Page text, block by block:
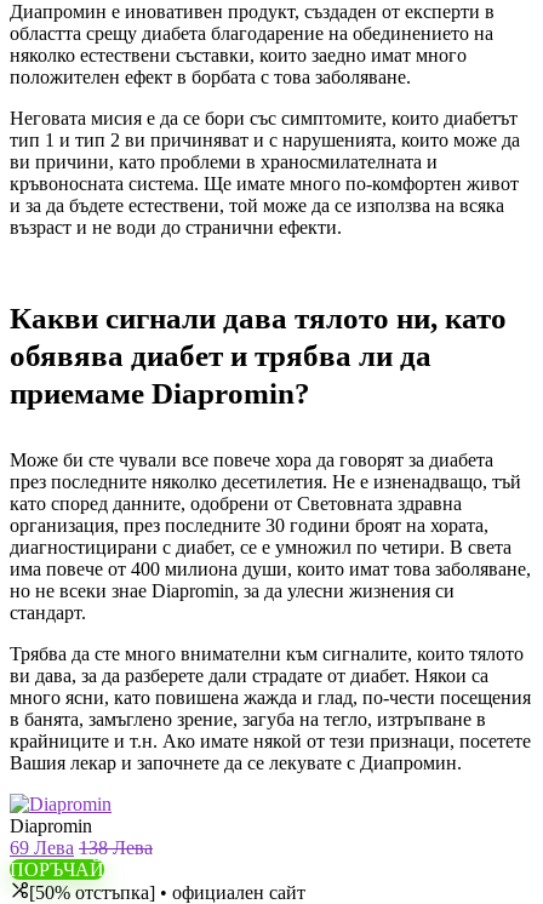
Диапромин е иновативен продукт, създаден от експерти в
областта срещу диабета благодарение на обединението на
няколко естествени съставки, които заедно имат много
положителен ефект в борбата с това заболяване.
Неговата мисия е да се бори със симптомите, които диабетът
тип 1 и тип 2 ви причиняват и с нарушенията, които може да
ви причини, като проблеми в храносмилателната и
кръвоносната система. Ще имате много по-комфортен живот
и за да бъдете естествени, той може да се използва на всяка
възраст и не води до странични ефекти.
Какви сигнали дава тялото ни, като
обявява диабет и трябва ли да
приемаме Diapromin?
Може би сте чували все повече хора да говорят за диабета
през последните няколко десетилетия. Не е изненадващо, тъй
като според данните, одобрени от Световната здравна
организация, през последните 30 години броят на хората,
диагностицирани с диабет, се е умножил по четири. В света
има повече от 400 милиона души, които имат това заболяване,
но не всеки знае Diapromin, за да улесни жизнения си
стандарт.
Трябва да сте много внимателни към сигналите, които тялото
ви дава, за да разберете дали страдате от диабет. Някои са
много ясни, като повишена жажда и глад, по-чести посещения
в банята, замъглено зрение, загуба на тегло, изтръпване в
крайниците и т.н. Ако имате някой от тези признаци, посетете
Вашия лекар и започнете да се лекувате с Диапромин.
Diapromin
69 Лева 138 Лева
ПОРЪЧАЙ
[50% отстъпка] • официален сайт